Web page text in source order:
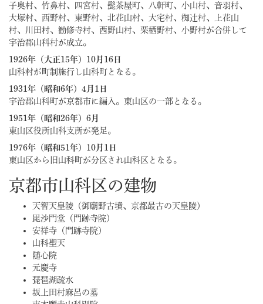
子奥村、竹鼻村、四宮村、髭茶屋町、八軒町、小山村、音羽村、
大塚村、西野村、東野村、北花山村、大宅村、椥辻村、上花山
村、川田村、勧修寺村、西野山村、栗栖野村、小野村が合併して
宇治郡山科村が成立。
1926年（大正15年）10月16日
山科村が町制施行し山科町となる。
1931年（昭和6年）4月1日
宇治郡山科町が京都市に編入。東山区の一部となる。
1951年（昭和26年）6月
東山区役所山科支所が発足。
1976年（昭和51年）10月1日
東山区から旧山科町が分区され山科区となる。
京都市山科区の建物
天智天皇陵（御廟野古墳、京都最古の天皇陵）
毘沙門堂（門跡寺院）
安祥寺（門跡寺院）
山科聖天
随心院
元慶寺
琵琶湖疏水
坂上田村麻呂の墓